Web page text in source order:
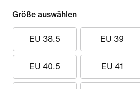
Größe auswählen
EU 38.5 EU 39
EU 40.5 EU 41